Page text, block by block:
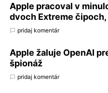
Apple pracoval v
dvoch Extreme čipoch,
pridaj komentár
Apple žaluje OpenAI
špionáž
pridaj komentár